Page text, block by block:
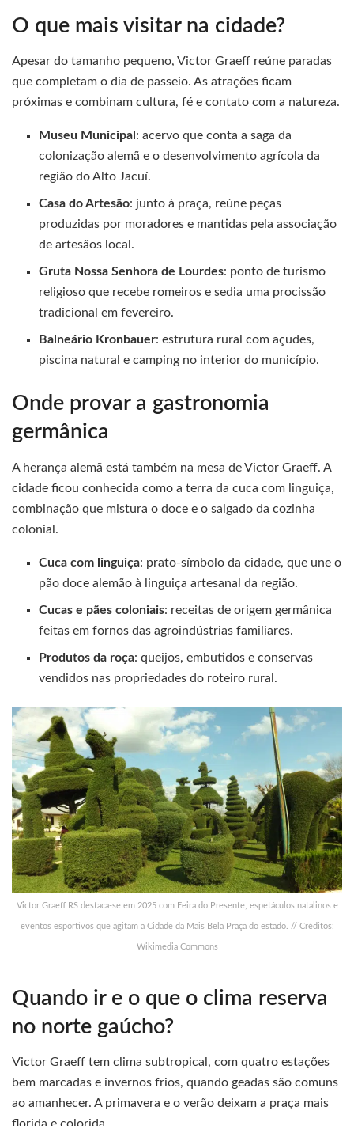
O que mais visitar na cidade?
Apesar do tamanho pequeno, Victor Graeff reúne paradas
que completam o dia de passeio. As atrações ficam
próximas e combinam cultura, fé e contato com a natureza.
Museu Municipal : acervo que conta a saga da
colonização alemã e o desenvolvimento agrícola da
região do Alto Jacuí.
Casa do Artesão: junto à praça, reúne peças
produzidas por moradores e mantidas pela associação
de artesãos local.
Gruta Nossa Senhora de Lourdes: ponto de turismo
religioso que recebe romeiros e sedia uma procissão
tradicional em fevereiro.
Balneário Kronbauer: estrutura rural com açudes,
piscina natural e camping no interior do município.
Onde provar a gastronomia
germânica
A herança alemã está também na mesa de Victor Graeff. A
cidade ficou conhecida como a terra da cuca com linguiça,
combinação que mistura o doce e o salgado da cozinha
colonial.
Cuca com linguiça: prato-símbolo da cidade, que une o
pão doce alemão à linguiça artesanal da região.
Cucas e pães coloniais: receitas de origem germânica
feitas em fornos das agroindústrias familiares.
Produtos da roça: queijos, embutidos e conservas
vendidos nas propriedades do roteiro rural.
Victor Graeff RS destaca-se em 2025 com Feira do Presente, espetáculos natalinos e
eventos esportivos que agitam a Cidade da Mais Bela Praça do estado. // Créditos:
Wikimedia Commons
Quando ir e o que o clima reserva
no norte gaúcho?
Victor Graeff tem clima subtropical, com quatro estações
bem marcadas e invernos frios, quando geadas são comuns
ao amanhecer. A primavera e o verão deixam a praça mais